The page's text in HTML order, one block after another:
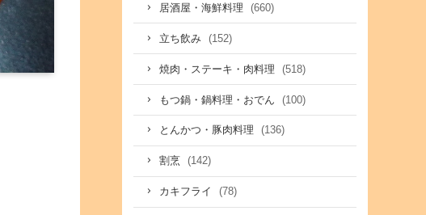
居酒屋・海鮮料理 (660)
立ち飲み (152)
焼肉・ステーキ・肉料理 (518)
もつ鍋・鍋料理・おでん (100)
とんかつ・豚肉料理 (136)
割烹 (142)
カキフライ (78)